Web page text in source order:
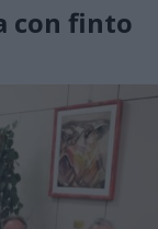
con finto